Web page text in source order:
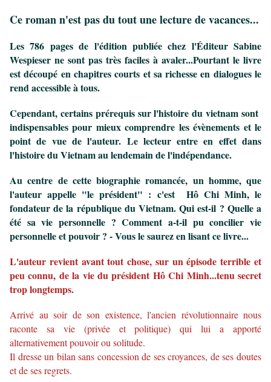
Ce roman n'est pas du tout une lecture de vacances...
Les 786 pages de l'édition publiée chez l'Éditeur Sabine
Wespieser ne sont pas très faciles à avaler...Pourtant le livre
est découpé en chapitres courts et sa richesse en dialogues le
rend accessible à tous.
Cependant, certains prérequis sur l'histoire du vietnam sont
indispensables pour mieux comprendre les évènements et le
point de vue de l'auteur. Le lecteur entre en effet dans
l'histoire du Vietnam au lendemain de l'indépendance.
Au centre de cette biographie romancée, un homme, que
l'auteur appelle "le président" : c'est Hô Chi Minh, le
fondateur de la répu­blique du Vietnam. Qui est-il ? Quelle a
été sa vie personnelle ? Comment a-t-il pu concilier vie
personnelle et pouvoir ? - Vous le saurez en lisant ce livre...
L'auteur revient avant tout chose, sur un épisode terrible et
peu connu, de la vie du président Hô Chi Minh...tenu secret
trop longtemps.
Arrivé au soir de son existence, l'ancien révolutionnaire nous
raconte sa vie (privée et politique) qui lui a apporté
alternativement pouvoir ou solitude.
Il dresse un bilan sans concession de ses croyances, de ses doutes
et de ses regrets.